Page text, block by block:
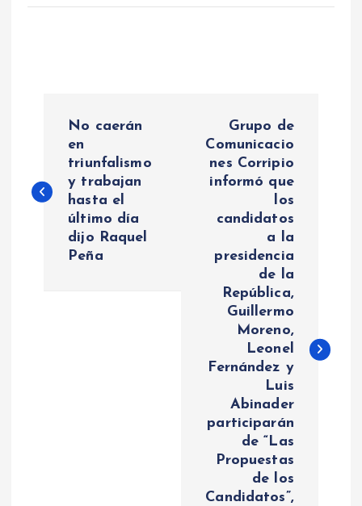
v
No caerán
en
triunfalismo
y trabajan
hasta el
último día
dijo Raquel
Peña
Grupo de
Comunicacio
nes Corripio
informó que
los
candidatos
a la
presidencia
de la
República,
Guillermo
Moreno,
Leonel
Fernández y
Luis
Abinader
participarán
de “Las
Propuestas
de los
Candidatos”,